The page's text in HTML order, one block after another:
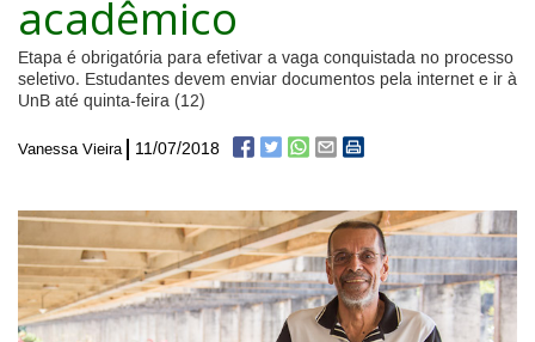
acadêmico
Etapa é obrigatória para efetivar a vaga conquistada no processo
seletivo. Estudantes devem enviar documentos pela internet e ir à
UnB até quinta-feira (12)
Vanessa Vieira 11/07/2018